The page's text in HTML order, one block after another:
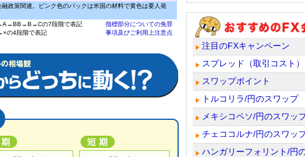
政策関連。ピンク色のバックは米国の材料で黄色は要人発
の7段階で表記
の4段階で表記
指標部分についての免罪
事項及びご利用上注意点
注目のFXキャンペーン
スプレッド（取引コスト）
スワップポイント
トルコリラ/円のスワップ
メキシコペソ/円のスワッ
チェココルナ/円のスワッ
ハンガリーフォリント/円